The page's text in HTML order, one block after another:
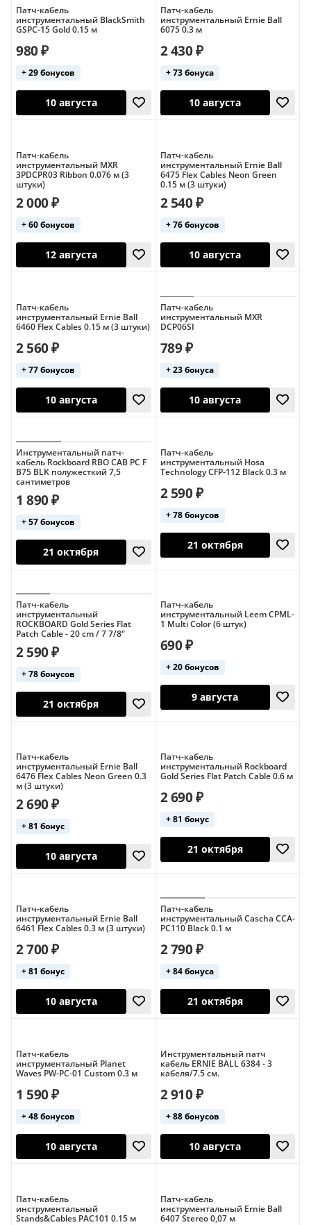
Патч-кабель
инструментальный BlackSmith
GSPC-15 Gold 0.15 м
980 ₽
+ 29 бонусов
Патч-кабель
инструментальный Ernie Ball
6075 0.3 м
2 430 ₽
+ 73 бонуса
Патч-кабель
инструментальный MXR
3PDCPR03 Ribbon 0.076 м (3
штуки)
2 000 ₽
+ 60 бонусов
12 августа
Патч-кабель
инструментальный Ernie Ball
6475 Flex Cables Neon Green
0.15 м (3 штуки)
2 540 ₽
+ 76 бонусов
10 августа
Патч-кабель
инструментальный Ernie Ball
6460 Flex Cables 0.15 м (3 штуки)
2 560 ₽
+ 77 бонусов
10 августа
Патч-кабель
инструментальный MXR
DCP06SI
789 ₽
+ 23 бонуса
10 августа
Инструментальный патч-
кабель Rockboard RBO CAB PC F
B75 BLK полужесткий 7,5
сантиметров
1 890 ₽
+ 57 бонусов
21 октября
Патч-кабель
инструментальный Hosa
Technology CFP-112 Black 0.3 м
2 590 ₽
+ 78 бонусов
21 октября
Патч-кабель
инструментальный
ROCKBOARD Gold Series Flat
Patch Cable - 20 cm / 7 7/8"
2 590 ₽
+ 78 бонусов
21 октября
Патч-кабель
инструментальный Leem CPML-
1 Multi Color (6 штук)
690 ₽
+ 20 бонусов
Патч-кабель
инструментальный Ernie Ball
6476 Flex Cables Neon Green 0.3
м (3 штуки)
2 690 ₽
+ 81 бонус
10 августа
Патч-кабель
инструментальный Rockboard
Gold Series Flat Patch Cable 0.6 м
2 690 ₽
+ 81 бонус
21 октября
Патч-кабель
инструментальный Ernie Ball
6461 Flex Cables 0.3 м (3 штуки)
2 700 ₽
+ 81 бонус
Патч-кабель
инструментальный Cascha CCA-
PC110 Black 0.1 м
2 790 ₽
+ 84 бонуса
Патч-кабель
инструментальный Planet
Waves PW-PC-01 Custom 0.3 м
1 590 ₽
+ 48 бонусов
Инструментальный патч
кабель ERNIE BALL 6384 - 3
кабеля/7.5 см.
2 910 ₽
+ 88 бонусов
Патч-кабель
инструментальный
Stands&Cables PAC101 0.15 м
Патч-кабель
инструментальный Ernie Ball
6407 Stereo 0,07 м